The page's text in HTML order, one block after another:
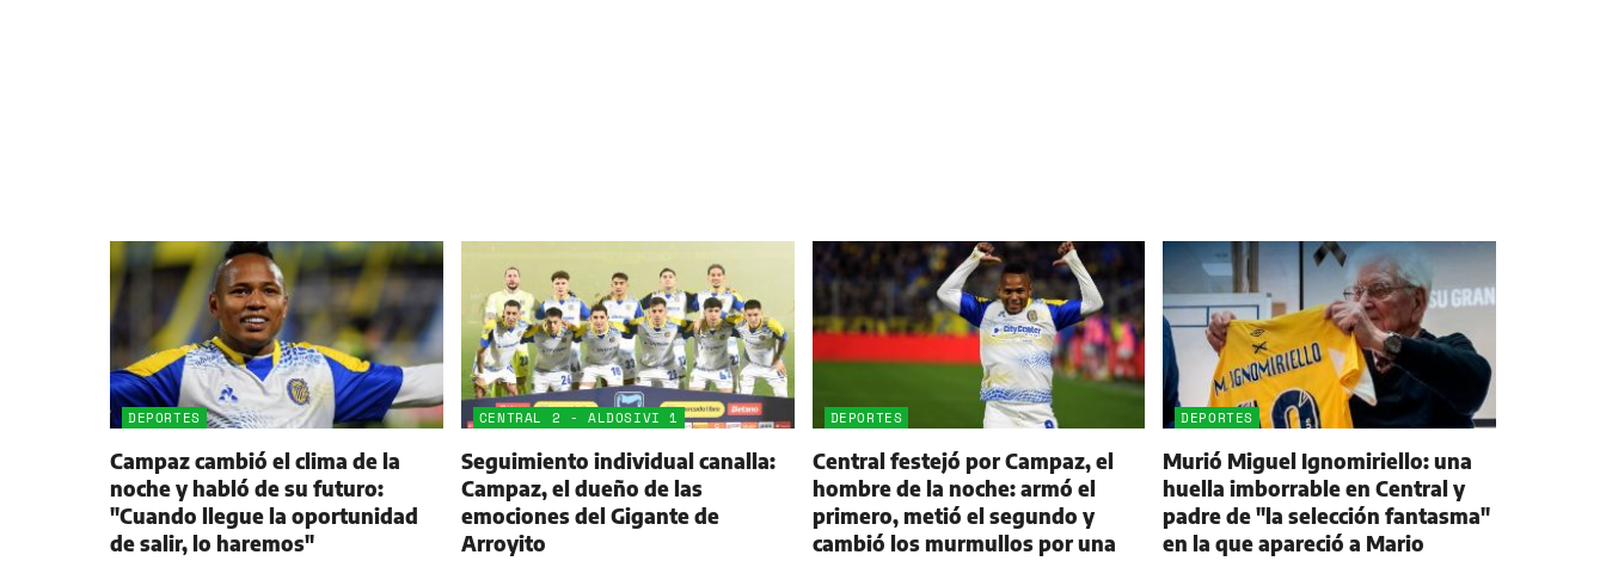
DEPORTES
Campaz cambió el clima de la
noche y habló de su futuro:
"Cuando llegue la oportunidad
de salir, lo haremos"
CENTRAL 2 - ALDOSIVI 1
Seguimiento individual canalla:
Campaz, el dueño de las
emociones del Gigante de
Arroyito
DEPORTES
Central festejó por Campaz, el
hombre de la noche: armó el
primero, metió el segundo y
cambió los murmullos por una
DEPORTES
Murió Miguel Ignomiriello: una
huella imborrable en Central y
padre de "la selección fantasma"
en la que apareció a Mario